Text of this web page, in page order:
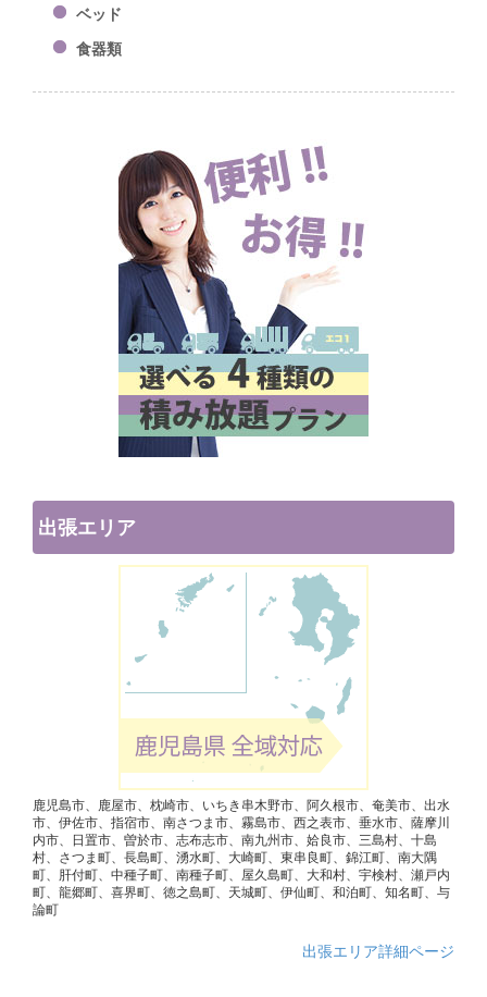
ベッド
食器類
出張エリア
鹿児島市、鹿屋市、枕崎市、いちき串木野市、阿久根市、奄美市、出水
市、伊佐市、指宿市、南さつま市、霧島市、西之表市、垂水市、薩摩川
内市、日置市、曽於市、志布志市、南九州市、姶良市、三島村、十島
村、さつま町、長島町、湧水町、大崎町、東串良町、錦江町、南大隅
町、肝付町、中種子町、南種子町、屋久島町、大和村、宇検村、瀬戸内
町、龍郷町、喜界町、徳之島町、天城町、伊仙町、和泊町、知名町、与
論町
出張エリア詳細ページ